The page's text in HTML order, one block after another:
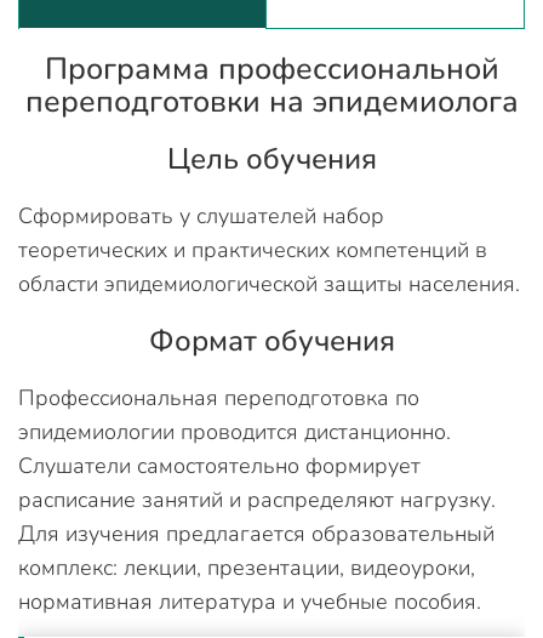
Программа профессиональной
переподготовки на эпидемиолога
Цель обучения
Сформировать у слушателей набор
теоретических и практических компетенций в
области эпидемиологической защиты населения.
Формат обучения
Профессиональная переподготовка по
эпидемиологии проводится дистанционно.
Слушатели самостоятельно формирует
расписание занятий и распределяют нагрузку.
Для изучения предлагается образовательный
комплекс: лекции, презентации, видеоуроки,
нормативная литература и учебные пособия.